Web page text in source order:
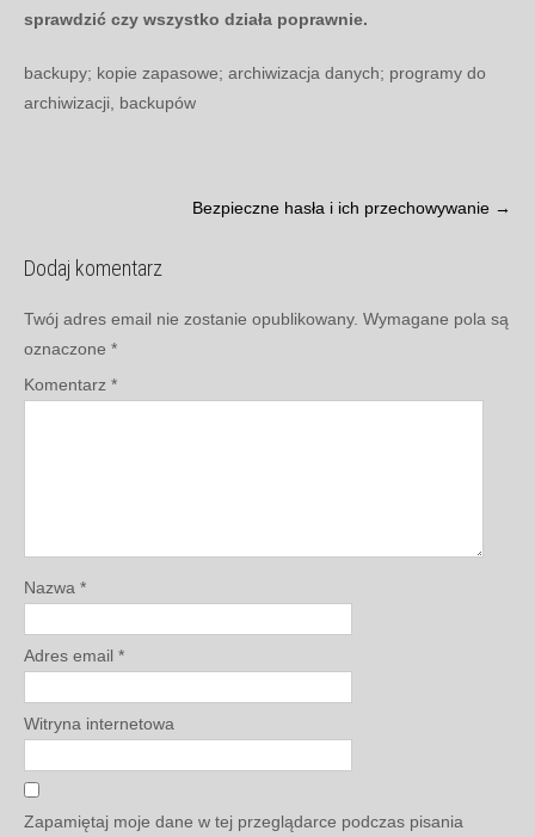
sprawdzić czy wszystko działa poprawnie.
backupy; kopie zapasowe; archiwizacja danych; programy do
archiwizacji, backupów
Bezpieczne hasła i ich przechowywanie →
Dodaj komentarz
Twój adres email nie zostanie opublikowany. Wymagane pola są
oznaczone *
Komentarz *
Nazwa *
Adres email *
Witryna internetowa
Zapamiętaj moje dane w tej przeglądarce podczas pisania